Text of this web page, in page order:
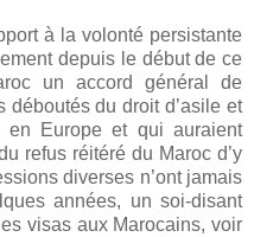
à la volonté persistante
depuis le début de ce
un accord général de
déboutés du droit d’asile et
en Europe et qui auraient
refus réitéré du Maroc d’y
diverses n’ont jamais
années, un soi-disant
visas aux Marocains, voir